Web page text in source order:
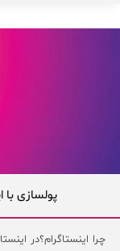
پولسازی با
چرا اینستاگرام؟در